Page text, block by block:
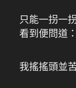
只能一拐一
看到便問道
我搖搖頭並